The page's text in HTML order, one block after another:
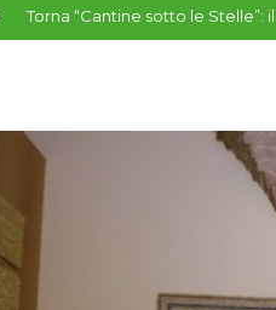
Piccoli Comuni, March